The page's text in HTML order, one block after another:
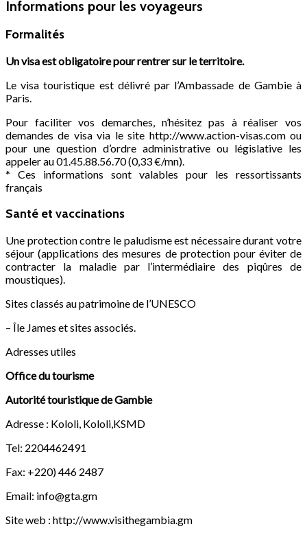
Informations pour les voyageurs
Formalités
Un visa est obligatoire pour rentrer sur le territoire.
Le visa touristique est délivré par l’Ambassade de Gambie à
Paris.
Pour faciliter vos demarches, n’hésitez pas à réaliser vos
demandes de visa via le site http://www.action-visas.com ou
pour une question d’ordre administrative ou législative les
appeler au 01.45.88.56.70 (0,33 €/mn).
* Ces informations sont valables pour les ressortissants
français
Santé et vaccinations
Une protection contre le paludisme est nécessaire durant votre
séjour (applications des mesures de protection pour éviter de
contracter la maladie par l’intermédiaire des piqûres de
moustiques).
Sites classés au patrimoine de l’UNESCO
– Île James et sites associés.
Adresses utiles
Office du tourisme
Autorité touristique de Gambie
Adresse : Kololi, Kololi,KSMD
Tel: 2204462491
Fax: +220) 446 2487
Email: info@gta.gm
Site web : http://www.visithegambia.gm